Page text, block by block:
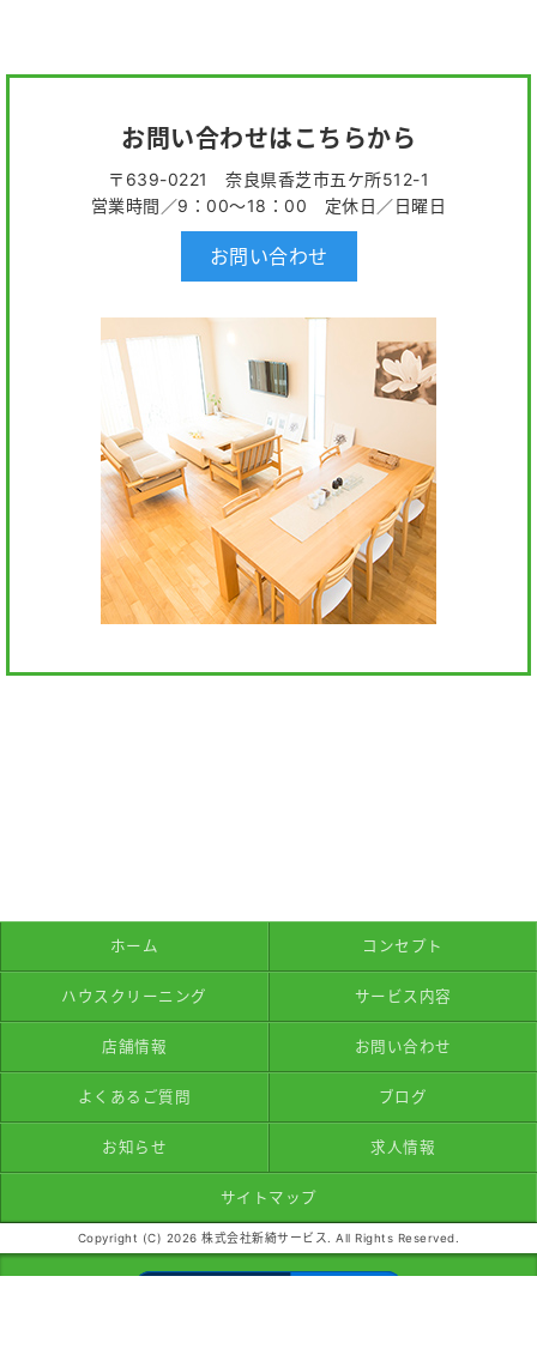
お問い合わせはこちらから
〒639-0221 奈良県香芝市五ケ所512-1
営業時間／9：00～18：00 定休日／日曜日
お問い合わせ
ホーム コンセプト
ハウスクリーニング サービス内容
店舗情報 お問い合わせ
よくあるご質問 ブログ
お知らせ 求人情報
サイトマップ
Copyright (C) 2026 株式会社新綺サービス. All Rights Reserved.